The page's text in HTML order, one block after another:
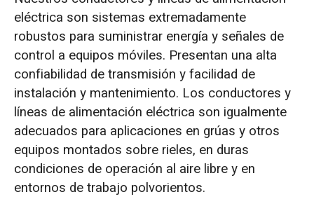
eléctrica son sistemas extremadamente
robustos para suministrar energía y señales de
control a equipos móviles. Presentan una alta
confiabilidad de transmisión y facilidad de
instalación y mantenimiento. Los conductores y
líneas de alimentación eléctrica son igualmente
adecuados para aplicaciones en grúas y otros
equipos montados sobre rieles, en duras
condiciones de operación al aire libre y en
entornos de trabajo polvorientos.